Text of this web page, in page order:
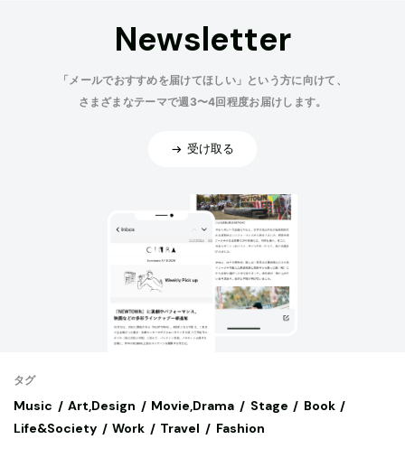
Newsletter
「メールでおすすめを届けてほしい」という方に向けて、
さまざまなテーマで週3〜4回程度お届けします。
受け取る
タグ
Music Art,Design Movie,Drama Stage
Book
Life&Society
Work Travel Fashion